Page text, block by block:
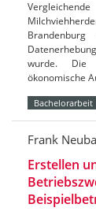
Brandenburg
wurde. Die
ökonomische
Bachelorarbeit
Frank
Erstellen